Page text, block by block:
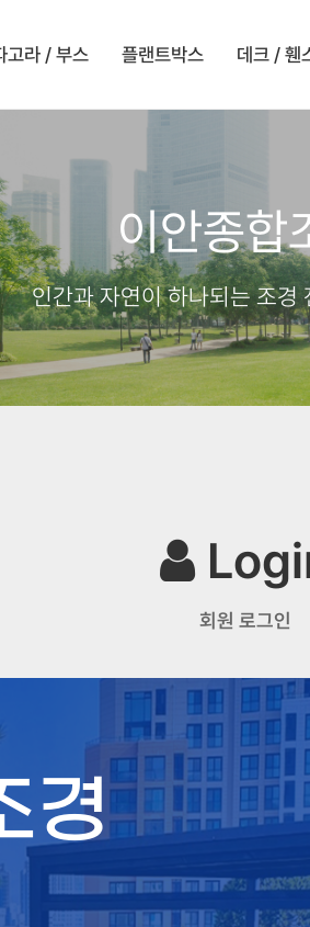
고라 / 부스 플랜트박스 데크 / 휀
이안종합
인간과 자연이 하나되는 조경
회원 로그인
경